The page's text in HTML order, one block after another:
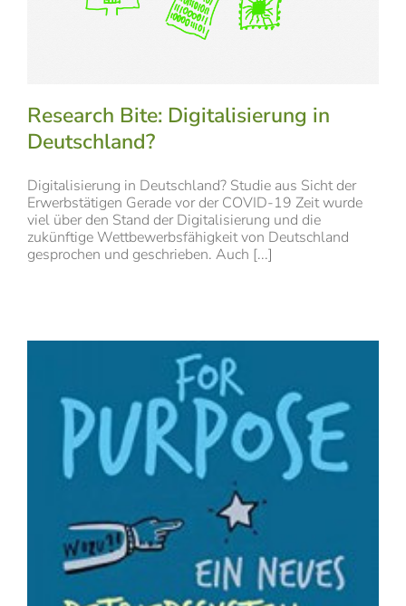
Research Bite: Digitalisierung in
Deutschland?
Digitalisierung in Deutschland? Studie aus Sicht der
Erwerbstätigen Gerade vor der COVID-19 Zeit wurde
viel über den Stand der Digitalisierung und die
zukünftige Wettbewerbsfähigkeit von Deutschland
gesprochen und geschrieben. Auch [...]